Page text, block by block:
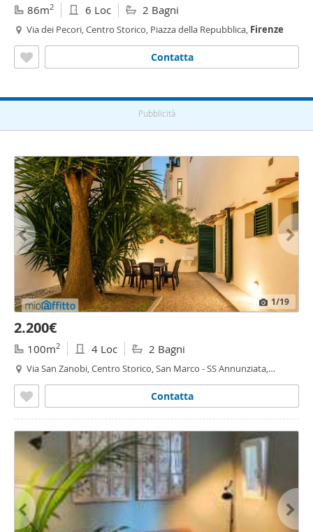
86m2 6 Loc 2 Bagni
Via dei Pecori, Centro Storico, Piazza della Repubblica, Firenze
Contatta
Pubblicità
1/19
2.200€
100m2 4 Loc 2 Bagni
Via San Zanobi, Centro Storico, San Marco - SS Annunziata,
Contatta